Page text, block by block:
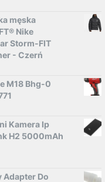
męska
Nike
Storm-FIT
- Czerń
M18 Bhg-0
Kamera Ip
H2 5000mAh
Adapter Do